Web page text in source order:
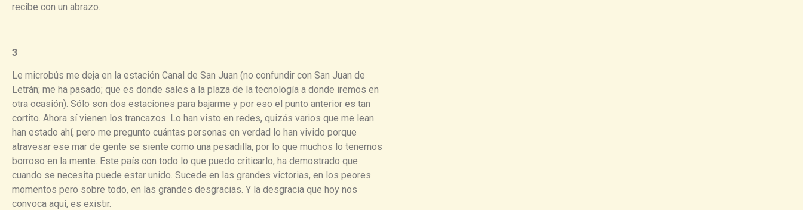
recibe con un abrazo.
3
Le microbús me deja en la estación Canal de San Juan (no confundir con San Juan de
Letrán; me ha pasado; que es donde sales a la plaza de la tecnología a donde iremos en
otra ocasión). Sólo son dos estaciones para bajarme y por eso el punto anterior es tan
cortito. Ahora sí vienen los trancazos. Lo han visto en redes, quizás varios que me lean
han estado ahí, pero me pregunto cuántas personas en verdad lo han vivido porque
atravesar ese mar de gente se siente como una pesadilla, por lo que muchos lo tenemos
borroso en la mente. Este país con todo lo que puedo criticarlo, ha demostrado que
cuando se necesita puede estar unido. Sucede en las grandes victorias, en los peores
momentos pero sobre todo, en las grandes desgracias. Y la desgracia que hoy nos
convoca aquí, es existir.